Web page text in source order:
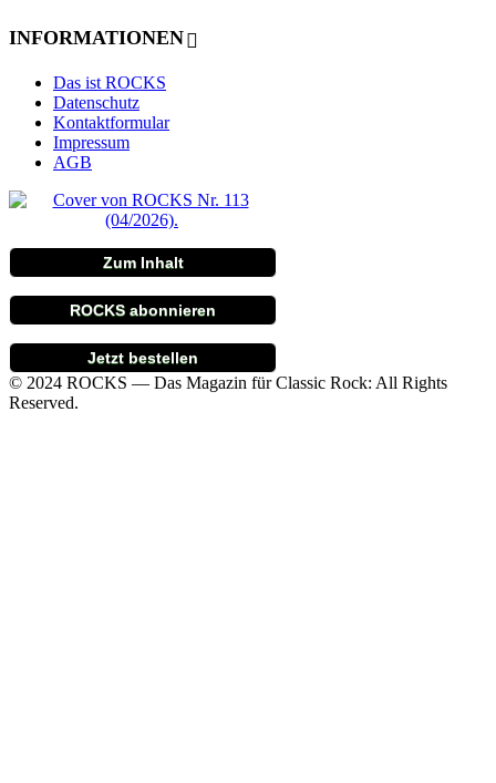
INFORMATIONEN
Das ist ROCKS
Datenschutz
Kontaktformular
Impressum
AGB
Zum Inhalt
ROCKS abonnieren
Jetzt bestellen
© 2024 ROCKS — Das Magazin für Classic Rock: All Rights
Reserved.